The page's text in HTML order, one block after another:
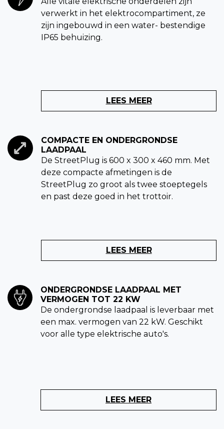
verwerkt in het elektrocompartiment, ze
zijn ingebouwd in een water- bestendige
IP65 behuizing.
LEES MEER
COMPACTE EN ONDERGRONDSE
LAADPAAL
De StreetPlug is 600 x 300 x 460 mm. Met
deze compacte afmetingen is de
StreetPlug zo groot als twee stoeptegels
en past deze goed in het trottoir.
LEES MEER
ONDERGRONDSE LAADPAAL MET
VERMOGEN TOT 22 KW
De ondergrondse laadpaal is leverbaar met
een max. vermogen van 22 kW. Geschikt
voor alle type elektrische auto's.
LEES MEER